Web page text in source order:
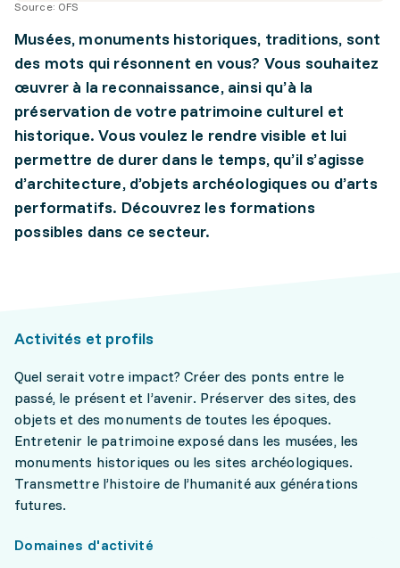
Source: OFS
Musées, monuments historiques, traditions, sont
des mots qui résonnent en vous? Vous souhaitez
œuvrer à la reconnaissance, ainsi qu’à la
préservation de votre patrimoine culturel et
historique. Vous voulez le rendre visible et lui
permettre de durer dans le temps, qu’il s’agisse
d’architecture, d’objets archéologiques ou d’arts
performatifs. Découvrez les formations
possibles dans ce secteur.
Activités et profils
Quel serait votre impact? Créer des ponts entre le
passé, le présent et l’avenir. Préserver des sites, des
objets et des monuments de toutes les époques.
Entretenir le patrimoine exposé dans les musées, les
monuments historiques ou les sites archéologiques.
Transmettre l’histoire de l’humanité aux générations
futures.
Domaines d'activité